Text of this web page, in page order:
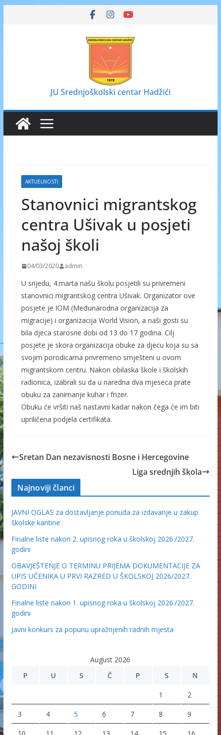
JU Srednjoškolski centar Hadžići
AKTUELNOSTI
Stanovnici migrantskog
centra Ušivak u posjeti
našoj školi
04/03/2020 admin
U srijedu, 4.marta našu školu posjetili su privremeni
stanovnici migrantskog centra Ušivak. Organizator ove
posjete je IOM (Međunarodna organizacija za
migracije) i organizacija World Vision, a naši gosti su
bila djeca starosne dobi od 13 do 17 godina. Cilj
posjete je skora organizacija obuke za djecu koja su sa
svojim porodicama privremeno smješteni u ovom
migrantskom centru. Nakon obilaska škole i školskih
radionica, izabrali su da u naredna dva mjeseca prate
obuku za zanimanje kuhar i frizer.
Obuku će vršiti naš nastavni kadar nakon čega će im biti
upriličena podjela certifikata.
Sretan Dan nezavisnosti Bosne i Hercegovine
Liga srednjih škola
Najnoviji članci
JAVNI OGLAS za dostavljanje ponuda za izdavanje u zakup
školske kantine
Finalne liste nakon 2. upisnog roka u školskoj 2026./2027.
godini
OBAVJEŠTENJE O TERMINU PRIJEMA DOKUMENTACIJE ZA
UPIS UČENIKA U PRVI RAZRED U ŠKOLSKOJ 2026/2027.
GODINI
Finalne liste nakon 1. upisnog roka u školskoj 2026./2027.
godini
Javni konkurs za popunu upražnjenih radnih mjesta
August 2026
P
U S Č P S N
1 2
3 4 5 6 7 8 9